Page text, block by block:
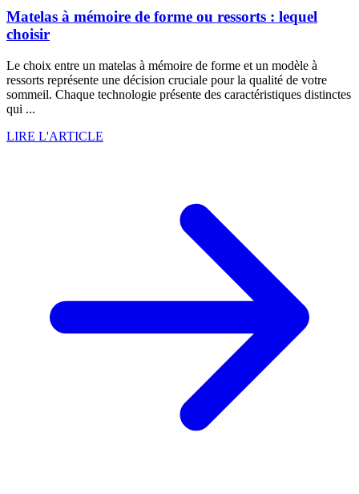
Matelas à mémoire de forme ou ressorts : lequel
choisir
Le choix entre un matelas à mémoire de forme et un modèle à
ressorts représente une décision cruciale pour la qualité de votre
sommeil. Chaque technologie présente des caractéristiques distinctes
qui ...
LIRE L'ARTICLE